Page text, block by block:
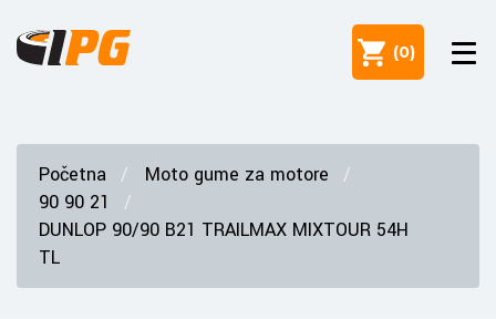
(0)
Početna
Moto gume za motore
90 90 21
DUNLOP 90/90 B21 TRAILMAX MIXTOUR 54H
TL